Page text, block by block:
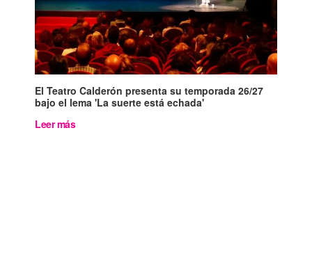
El Teatro Calderón presenta su temporada 26/27
bajo el lema 'La suerte está echada'
Leer más